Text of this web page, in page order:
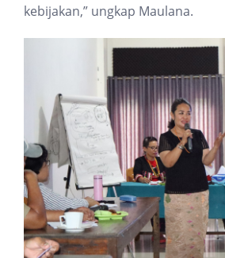
kebijakan,” ungkap Maulana.